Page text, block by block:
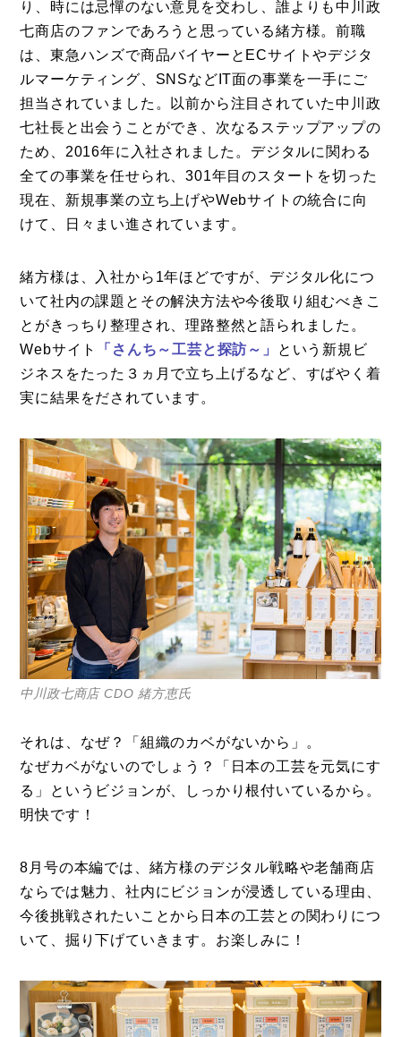
り、時には忌憚のない意見を交わし、誰よりも中川政
七商店のファンであろうと思っている緒方様。前職
は、東急ハンズで商品バイヤーとECサイトやデジタ
ルマーケティング、SNSなどIT面の事業を一手にご
担当されていました。以前から注目されていた中川政
七社長と出会うことができ、次なるステップアップの
ため、2016年に入社されました。デジタルに関わる
全ての事業を任せられ、301年目のスタートを切った
現在、新規事業の立ち上げやWebサイトの統合に向
けて、日々まい進されています。
緒方様は、入社から1年ほどですが、デジタル化につ
いて社内の課題とその解決方法や今後取り組むべきこ
とがきっちり整理され、理路整然と語られました。
Webサイト
「さんち～工芸と探訪～」
という新規ビ
ジネスをたった３ヵ月で立ち上げるなど、すばやく着
実に結果をだされています。
中川政七商店 CDO 緒方恵氏
それは、なぜ？「組織のカベがないから」。
なぜカベがないのでしょう？「日本の工芸を元気にす
る」というビジョンが、しっかり根付いているから。
明快です！
8月号の本編では、緒方様のデジタル戦略や老舗商店
ならでは魅力、社内にビジョンが浸透している理由、
今後挑戦されたいことから日本の工芸との関わりにつ
いて、掘り下げていきます。お楽しみに！